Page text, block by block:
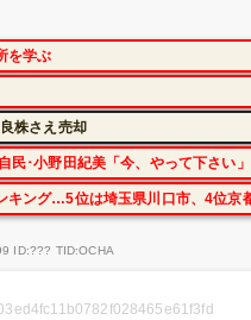
を学ぶ
株さえ売却
･小野田紀美「今、やって下さい」
キング…5位は埼玉県川口市、4位京
ID:??? TID:OCHA